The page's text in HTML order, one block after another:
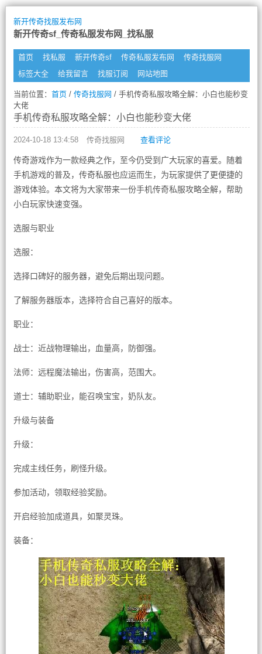
新开传奇找服发布网
新开传奇sf_传奇私服发布网_找私服
首页 找私服 新开传奇sf 传奇私服发布网
传奇找服网
标签大全
给我留言 找服订阅 网站地图
当前位置： 首页/ 传奇找服网 / 手机传奇私服攻略全解：小白也能秒变
大佬
手机传奇私服攻略全解：小白也能秒变大佬
2024-10-18 13:4:58 传奇找服网 查看评论
传奇游戏作为一款经典之作，至今仍受到广大玩家的喜爱。随着
手机游戏的普及，传奇私服也应运而生，为玩家提供了更便捷的
游戏体验。本文将为大家带来一份手机传奇私服攻略全解，帮助
小白玩家快速变强。
选服与职业
选服：
选择口碑好的服务器，避免后期出现问题。
了解服务器版本，选择符合自己喜好的版本。
职业：
战士：近战物理输出，血量高，防御强。
法师：远程魔法输出，伤害高，范围大。
道士：辅助职业，能召唤宝宝，奶队友。
升级与装备
升级：
完成主线任务，刷怪升级。
参加活动，领取经验奖励。
开启经验加成道具，如聚灵珠。
装备：